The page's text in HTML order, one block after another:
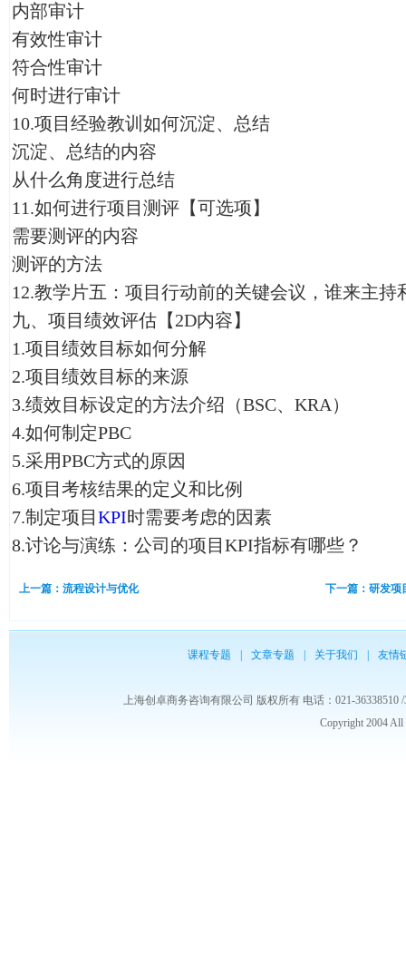
内部审计
有效性审计
符合性审计
何时进行审计
10.项目经验教训如何沉淀、总结
沉淀、总结的内容
从什么角度进行总结
11.如何进行项目测评【可选项】
需要测评的内容
测评的方法
12.教学片五：项目行动前的关键会议，谁来主持
九、项目绩效评估【2D内容】
1.项目绩效目标如何分解
2.项目绩效目标的来源
3.绩效目标设定的方法介绍（BSC、KRA）
4.如何制定PBC
5.采用PBC方式的原因
6.项目考核结果的定义和比例
7.制定项目 KPI时需要考虑的因素
8.讨论与演练：公司的项目KPI指标有哪些？
上一篇：流程设计与优化 下一篇：研发项
课程专题 文章专题 关于我们 友情
上海创卓商务咨询有限公司 版权所有 电话：021-36338510 /
Copyright 2004 All